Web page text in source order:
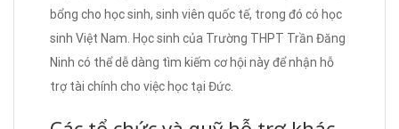
bổng cho học sinh, sinh viên quốc tế, trong đó có học
sinh Việt Nam. Học sinh của Trường THPT Trần Đăng
Ninh có thể dễ dàng tìm kiếm cơ hội này để nhận hỗ
trợ tài chính cho việc học tại Đức.